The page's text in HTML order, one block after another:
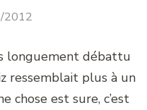
2012
longuement débattu
ressemblait plus à un
chose est sure, c’est